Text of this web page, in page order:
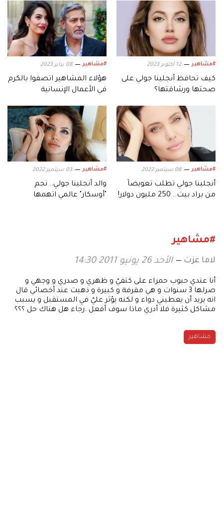
#مشاهير 12 أكتوبر 2023
كيف تحافظ أنجلينا جولي على
صحتها ورشاقتها؟
#مشاهير 08 يناير 2023
هؤلاء المشاهير اتصفوا بالكرم
في الأعمال الإنسانية
#مشاهير 08 سبتمبر 2022
أنجلينا جولي تطلب تعويضاً
من براد بيت.. 250 مليون دولار!
#مشاهير 03 سبتمبر 2022
والد أنجلينا جولي.. نجم
"أوسكار" عالمي اتهمها
#مشاهير
لاما عزت الأحد 26 يونيو 2011 14:30
أنا عندي حبوب حمراء على كتفيّ و ظهري و صدري و وجهي و
صرلها 3 سنوات و هي مقرفة و كبيرة و ذهبت عند أخصائي قال
انه يريد أن يعطيني دواء و لكنه يؤثر عليّ في المستقبل و يسبب
مشاكل كثيرة فلا أدري ماذا سوف أفعل .رجاء هل هناك حل ؟؟؟
مشاهير